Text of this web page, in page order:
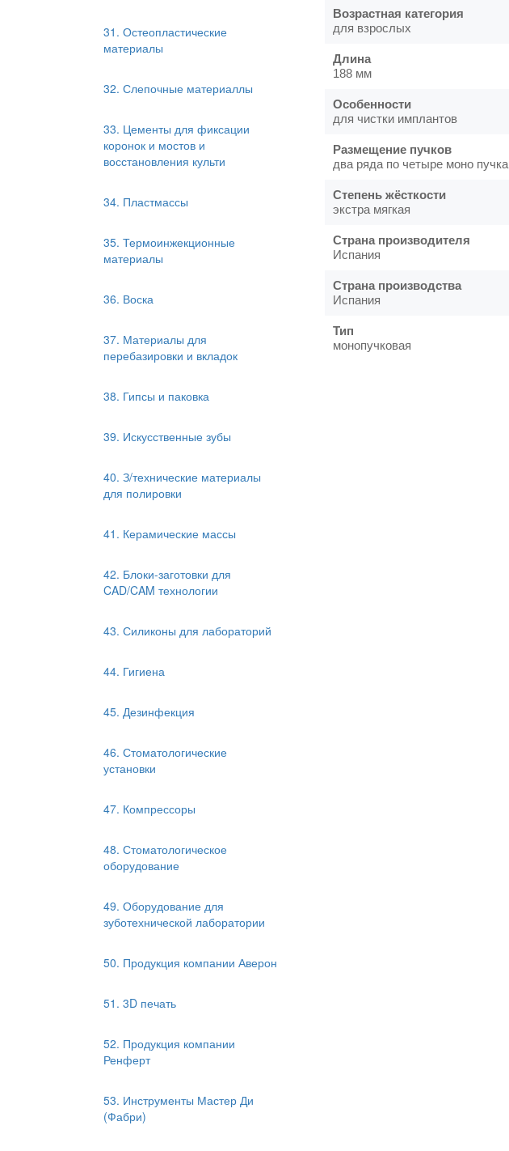
31. Остеопластические
материалы
32. Слепочные материаллы
33. Цементы для фиксации
коронок и мостов и
восстановления культи
34. Пластмассы
35. Термоинжекционные
материалы
36. Воска
37. Материалы для
перебазировки и вкладок
38. Гипсы и паковка
39. Искусственные зубы
40. З/технические материалы
для полировки
41. Керамические массы
42. Блоки-заготовки для
CAD/CAM технологии
43. Силиконы для лабораторий
44. Гигиена
45. Дезинфекция
46. Стоматологические
установки
47. Компрессоры
48. Стоматологическое
оборудование
49. Оборудование для
зуботехнической лаборатории
50. Продукция компании Аверон
51. 3D печать
52. Продукция компании
Ренферт
53. Инструменты Мастер Ди
(Фабри)
Возрастная категория
для взрослых
Длина
188 мм
Особенности
для чистки имплантов
Размещение пучков
два ряда по четыре моно пучка
Степень жёсткости
экстра мягкая
Страна производителя
Испания
Страна производства
Испания
Тип
монопучковая